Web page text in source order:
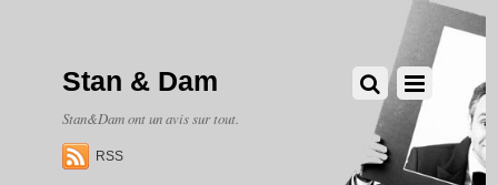
Stan & Dam
Stan&Dam ont un avis sur tout.
RSS